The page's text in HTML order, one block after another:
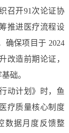
召开91次论证协
推进医疗流程设
确保项目于 2024
改造前期论证，
础。
动计划》时，鱼
疗质量核心制度
数据月度反馈整